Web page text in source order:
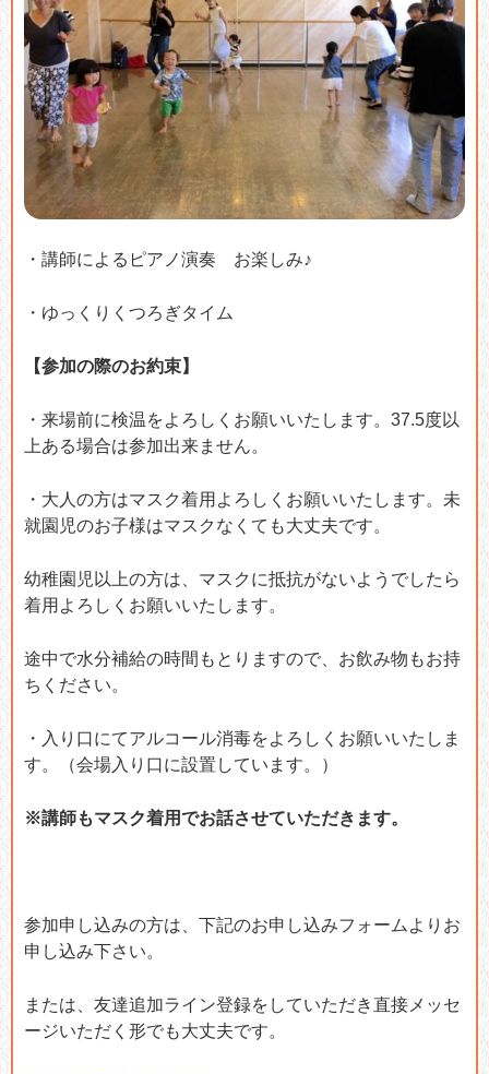
・講師によるピアノ演奏 お楽しみ♪
・ゆっくりくつろぎタイム
【参加の際のお約束】
・来場前に検温をよろしくお願いいたします。37.5度以
上ある場合は参加出来ません。
・大人の方はマスク着用よろしくお願いいたします。未
就園児のお子様はマスクなくても大丈夫です。
幼稚園児以上の方は、マスクに抵抗がないようでしたら
着用よろしくお願いいたします。
途中で水分補給の時間もとりますので、お飲み物もお持
ちください。
・入り口にてアルコール消毒をよろしくお願いいたしま
す。（会場入り口に設置しています。）
※講師もマスク着用でお話させていただきます。
参加申し込みの方は、下記のお申し込みフォームよりお
申し込み下さい。
または、友達追加ライン登録をしていただき直接メッセ
ージいただく形でも大丈夫です。